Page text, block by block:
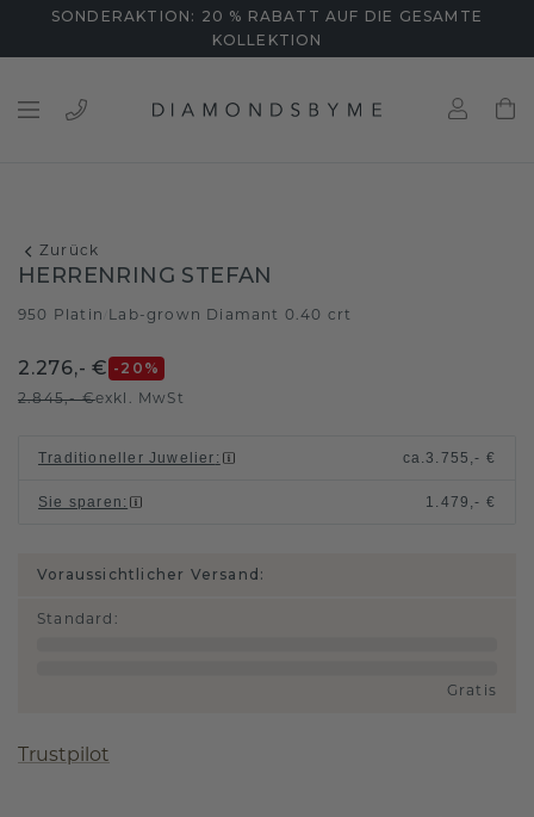
SONDERAKTION: 20 % RABATT AUF DIE GESAMTE
KOLLEKTION
Zurück
HERRENRING STEFAN
950 Platin Lab-grown Diamant 0.40 crt
2.276,- € -20 %
2.845,- €exkl. MwSt
Traditioneller Juwelier : ca.3.755,- €
Sie sparen : 1.479,- €
Voraussichtlicher Versand:
Standard :
Gratis
Trustpilot